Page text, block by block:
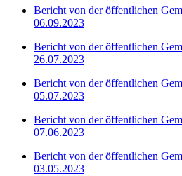
Bericht von der öffentlichen
06.09.2023
Bericht von der öffentlichen
26.07.2023
Bericht von der öffentlichen
05.07.2023
Bericht von der öffentlichen
07.06.2023
Bericht von der öffentlichen
03.05.2023